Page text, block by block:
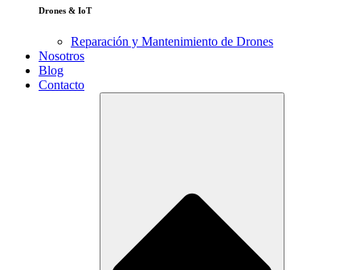
Drones & IoT
Reparación y Mantenimiento de Drones
Nosotros
Blog
Contacto